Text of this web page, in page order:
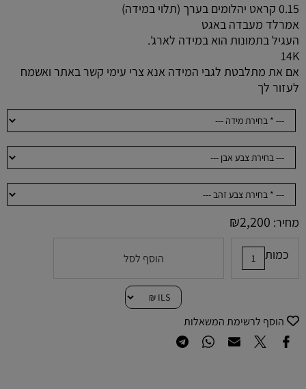
0.15 קראט יהלומים בערך (תלוי במידה)
אמרלד מעבדה באגט
העגיל בתמונות הוא במידה לארג'.
14K
אם את מתלבטת לגבי המידה אנא צרי עימי קשר באתר ואשמח
לעזור לך
מחיר: ₪2,200
כמות הוסף לסל
הוסף לרשימת המשאלות